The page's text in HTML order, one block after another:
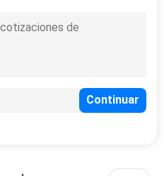
que